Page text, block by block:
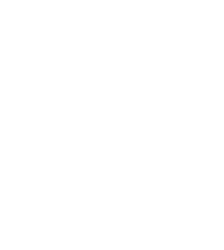
乌
接故事，毕业后梦想写儿童故事，但被分配到青少年保